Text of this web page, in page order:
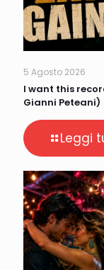
5 Agosto 2026
I want this
Gianni Peteani)
Leggi